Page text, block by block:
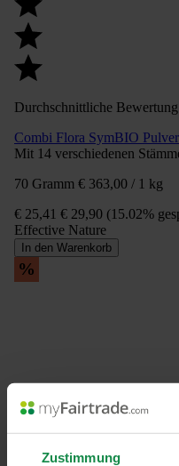
Zustimmung
Durchschnittliche
Combi Flora SymBIO Pulver
Mit 14 verschiedenen
70 Gramm € 363,00 / 1 kg
€ 25,41 € 29,90 (15.02%
Effective Nature
In den Warenkorb
%